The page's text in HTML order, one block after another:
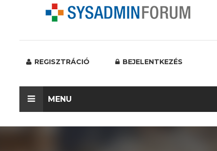
REGISZTRÁCIÓ BEJELENTKEZÉS
MENU